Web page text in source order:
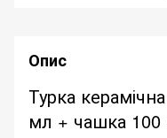
Опис
Турка
мл + чашка 100